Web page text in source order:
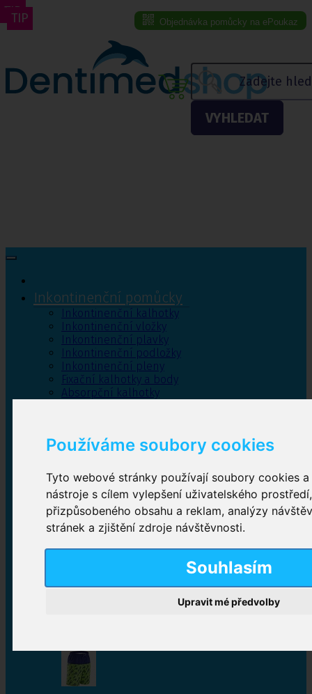
Používáme soubory cookies
Tyto webové stránky používají soubory cookies
nástroje s cílem vylepšení uživatelského
přizpůsobeného obsahu a reklam, analýzy
stránek a zjištění zdroje návštěvnosti.
Souhlasím
Upravit mé předvolby
Objednávka pomůcky na ePoukaz
VYHLEDAT
Menu eshopu
Inkontinenční pomůcky
Inkontinenční kalhotky
Inkontinenční vložky
Inkontinenční plavky
Inkontinenční podložky
Inkontinenční pleny
Fixační kalhotky a body
Absorpční kalhotky
Inkontinenční kalhotky
Plenkové kalhotky navlékací,Plenkové kalhotky
zalepovací,Inkontinenční kalhotky dámské
Inkontinenční vložky
TIPTIP